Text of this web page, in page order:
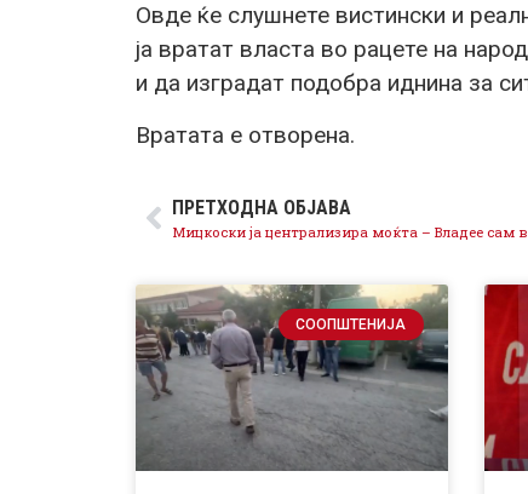
Овде ќе слушнете вистински и
ја вратат власта во рацете на
и да изградат подобра иднина за
Вратата е отворена.
ПРЕТХОДНА ОБЈАВА
СООПШТЕНИЈА